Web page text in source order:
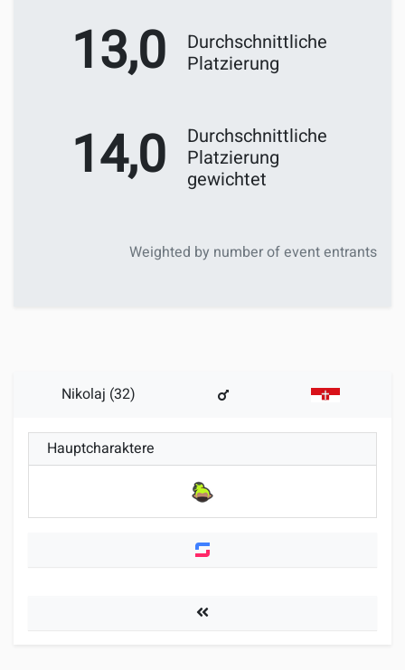
13,0
Durchschnittliche
Platzierung
14,0
Durchschnittliche
Platzierung
gewichtet
Weighted by number of event entrants
Nikolaj (32)
Hauptcharaktere
Spieler